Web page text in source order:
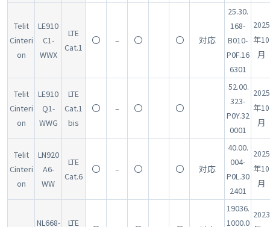
Telit
Cinteri
on
LE910
C1-
WWX
LTE
Cat.1
〇 – 〇 〇 対応
25.30.
168-
B010-
P0F.16
6301
2025
年10
月
Telit
Cinteri
on
LE910
Q1-
WWG
LTE
Cat.1
bis
〇 – 〇 〇
52.00.
323-
P0Y.32
0001
2025
年10
月
Telit
Cinteri
on
LN920
A6-
WW
LTE
Cat.6
〇 – 〇 〇 対応
40.00.
004-
P0L.30
2401
2025
年10
月
NL668- LTE
19036.
1000.0
2023